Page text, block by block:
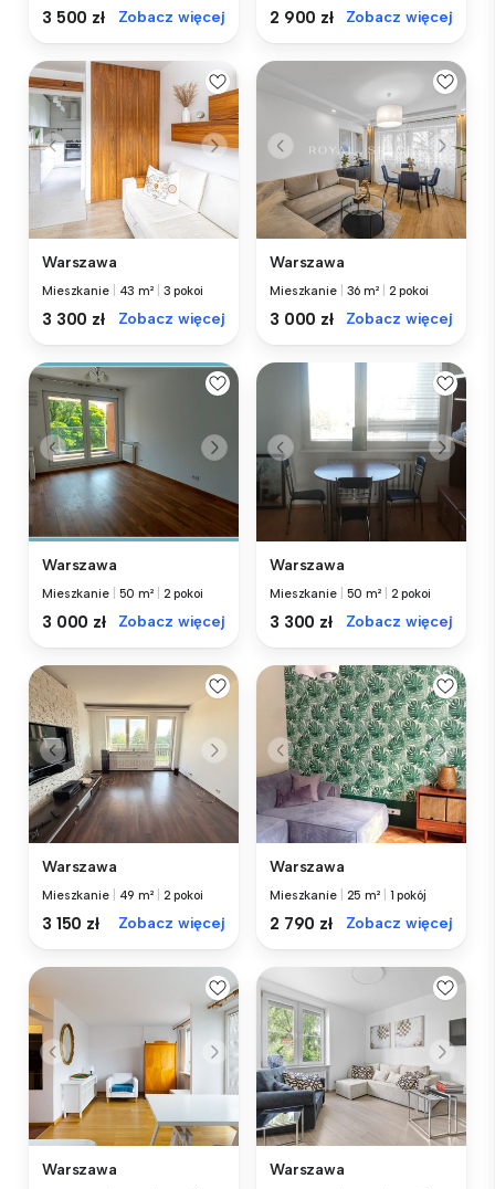
3 500 zł Zobacz więcej 2 900 zł Zobacz więcej
Warszawa
Mieszkanie 43 m² 3 pokoi
3 300 zł Zobacz więcej
Warszawa
Mieszkanie 36 m² 2 pokoi
3 000 zł Zobacz więcej
Warszawa
Mieszkanie 50 m² 2 pokoi
3 000 zł Zobacz więcej
Warszawa
Mieszkanie 50 m² 2 pokoi
3 300 zł Zobacz więcej
Warszawa
Mieszkanie 49 m² 2 pokoi
3 150 zł Zobacz więcej
Warszawa
Mieszkanie 25 m² 1 pokój
2 790 zł Zobacz więcej
Warszawa Warszawa